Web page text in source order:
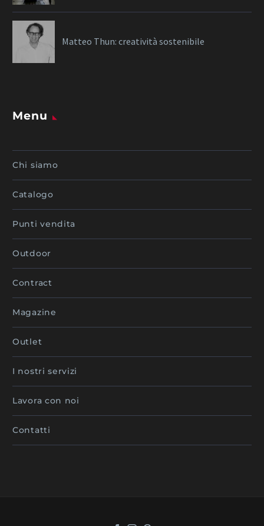
Matteo Thun: creatività sostenibile
Menu
Chi siamo
Catalogo
Punti vendita
Outdoor
Contract
Magazine
Outlet
I nostri servizi
Lavora con noi
Contatti